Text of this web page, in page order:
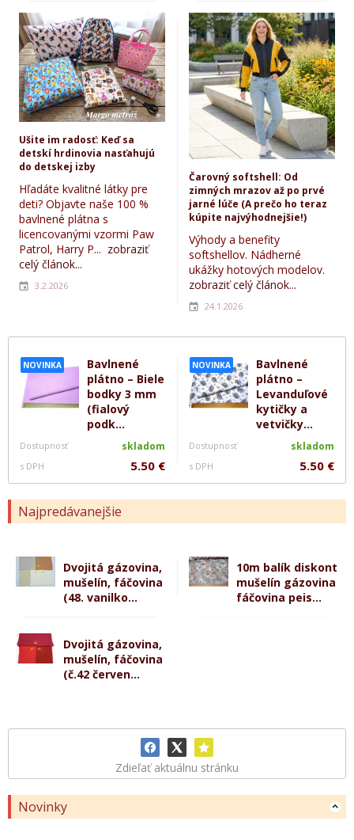
NOVINKA
Bavlnené
plátno – Biele
bodky 3 mm
(fialový
podk...
Dostupnosť skladom
s DPH 5.50 €
NOVINKA
Bavlnené
plátno –
Levanduľové
kytičky a
vetvičky...
Dostupnosť skladom
s DPH 5.50 €
Najpredávanejšie
Dvojitá gázovina,
mušelín, fáčovina
(48. vanilko...
10m balík diskont
mušelín gázovina
fáčovina peis...
Dvojitá gázovina,
mušelín, fáčovina
(č.42 červen...
Zdieľať aktuálnu stránku
Novinky
Ušite im radosť: Keď sa
detskí hrdinovia nasťahujú
do detskej izby
Hľadáte kvalitné látky pre
deti? Objavte naše 100 %
bavlnené plátna s
licencovanými vzormi Paw
Patrol, Harry P... zobraziť
celý článok...
3.2.2026
Čarovný softshell: Od
zimných mrazov až po prvé
jarné lúče (A prečo ho teraz
kúpite najvýhodnejšie!)
Výhody a benefity
softshellov. Nádherné
ukážky hotových modelov.
zobraziť celý článok...
24.1.2026